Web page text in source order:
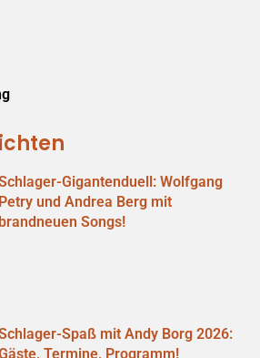
Gigantenduell: Wolfgang
Petry und Andrea Berg mit
brandneuen Songs!
Spaß mit Andy Borg 2026:
Termine, Programm!